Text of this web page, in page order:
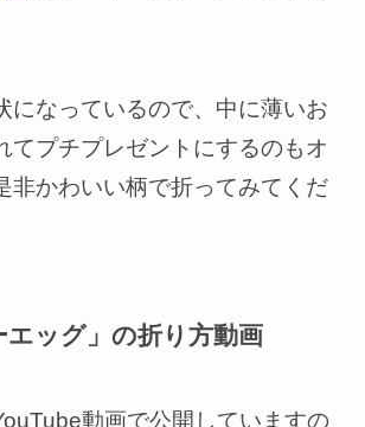
になっているので、中に薄いお
てプチプレゼントにするのもオ
非かわいい柄で折ってみてくだ
エッグ」の折り方動画
動画で公開していますの